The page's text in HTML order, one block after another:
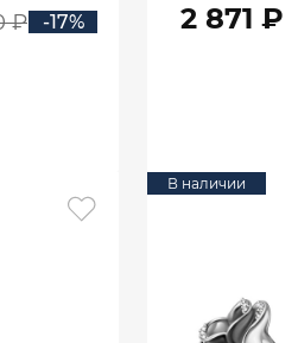
₽ -17% 2 871 ₽
В наличии